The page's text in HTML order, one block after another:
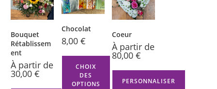
Bouquet
Rétablissem
ent
À partir de
30,00€
Chocolat
8,00 €
CHOIX
DES
OPTIONS
Coeur
À partir de
80,00 €
PERSONNALISER